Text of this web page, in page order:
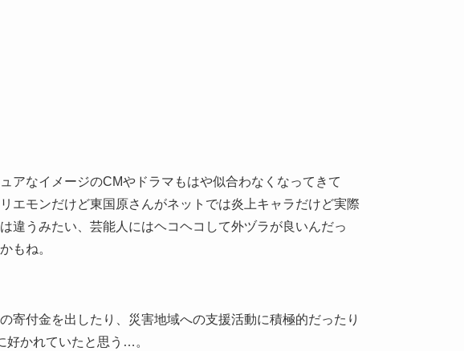
アなイメージのCMやドラマもはや似合わなくなってきて
エモンだけど東国原さんがネットでは炎上キャラだけど実際
違うみたい、芸能人にはヘコヘコして外ヅラが良いんだっ
もね。
寄付金を出したり、災害地域への支援活動に積極的だったり
好かれていたと思う…。